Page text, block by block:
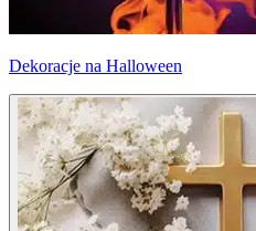
Dekoracje na Halloween